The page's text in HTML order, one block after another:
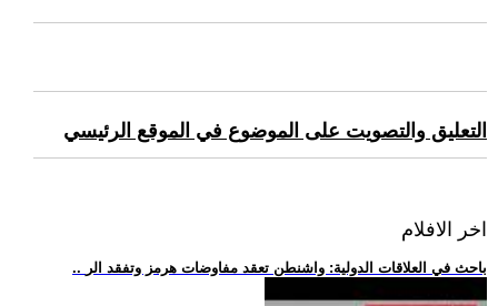
التعليق والتصويت على الموضوع في الموقع الرئيسي
اخر الافلام
.. باحث في العلاقات الدولية: واشنطن تعقد مفاوضات هرمز وتفقد الر